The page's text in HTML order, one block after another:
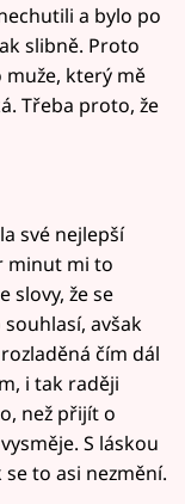
a bylo po
slibně. Proto
který mě
Třeba proto, že
své nejlepší
minut mi to
slovy, že se
avšak
čím dál
i tak raději
než přijít o
S láskou
to asi nezmění.